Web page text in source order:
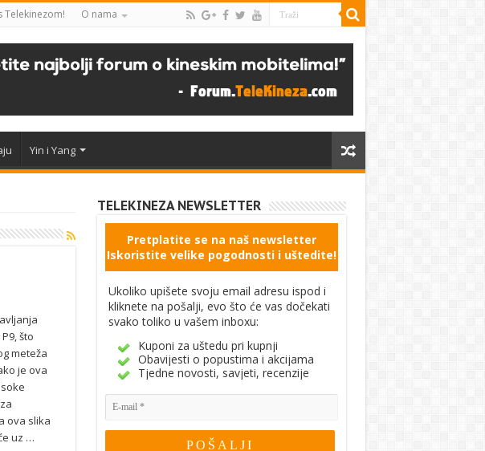
Telekinezom! O nama
Yin i Yang
što
meteža
je ova
ova slika
uz …
TELEKINEZA NEWSLETTER
Pretplatite se na naš newsletter
Iskoristite velike pogodnosti i uštedite!
Ukoliko upišete svoju email adresu ispod i
kliknete na pošalji, evo što će vas dočekati
svako toliko u vašem inboxu:
Kuponi za uštedu pri kupnji
Obavijesti o popustima i akcijama
Tjedne novosti, savjeti, recenzije